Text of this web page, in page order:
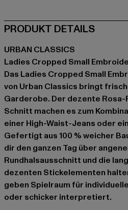
PRODUKT DETAILS
URBAN CLASSICS
Ladies Cropped Small
Das Ladies Cropped Small
von Urban Classics bringt
Garderobe. Der dezente
Schnitt machen es zum
einer High-Waist-Jeans oder
Gefertigt aus 100 % weicher
dir den ganzen Tag über
Rundhalsausschnitt und die
dezenten Stickelementen
geben Spielraum für
oder schicker interpretiert.